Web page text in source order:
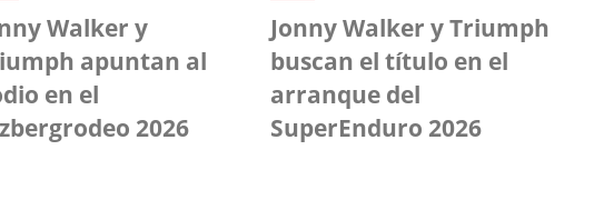
Walker y
apuntan al
en el
2026
Jonny Walker y Triumph
buscan el título en el
arranque del
SuperEnduro 2026